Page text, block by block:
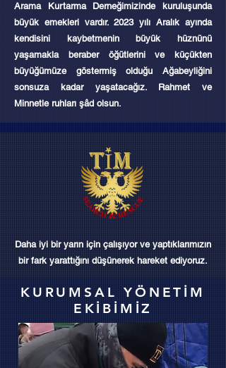
Arama Kurtarma Derneğimizinde kuruluşunda
büyük emekleri vardır. 2023 yılı Aralık ayında
kendisini kaybetmenin büyük hüznünü
yaşamakla beraber öğütlerini ve küçükten
büyüğümüze göstermiş olduğu Ağabeyliğini
sonsuza kadar yaşatacağız. Rahmet ve
Minnetle ruhları şâd olsun.
Daha iyi bir yarın için çalışıyor ve yaptıklarımızın
bir fark yarattığını düşünerek hareket ediyoruz.
KURUMSAL YÖNETİM
EKİBİMİZ